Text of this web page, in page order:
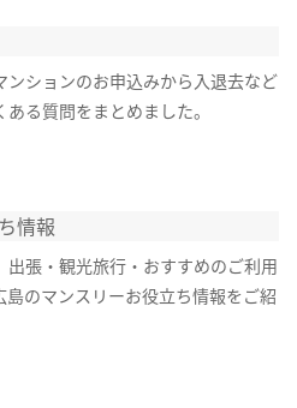
ンションのお申込みから入退去など
る質問をまとめました。
情報
出張・観光旅行・おすすめのご利用
島のマンスリーお役立ち情報をご紹